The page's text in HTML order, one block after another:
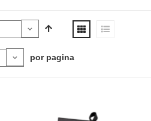
por pagina